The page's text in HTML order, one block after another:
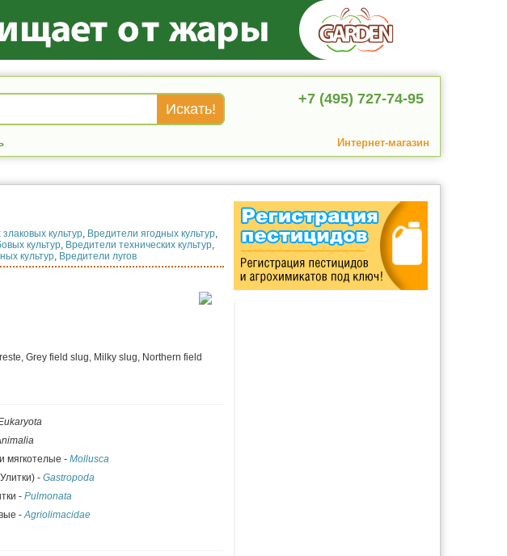
+7 (495) 727-74-95
Интернет-магазин
культур, Вредители ягодных культур,
культур, Вредители технических культур,
культур, Вредители лугов
, Grey field slug, Milky slug, Northern field
мягкотелые - Mollusca
- Gastropoda
- Pulmonata
-Agriolimacidae